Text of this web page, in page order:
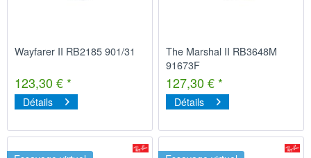
Wayfarer II RB2185 901/31
123,30 € *
Détails
The Marshal II RB3648M
91673F
127,30 € *
Détails